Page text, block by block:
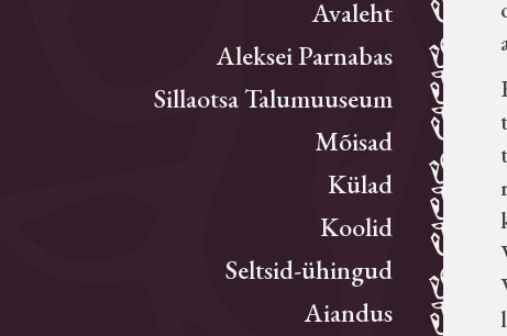
Avaleht
Aleksei Parnabas
Sillaotsa Talumuuseum
Mõisad
Külad
Koolid
Seltsid-ühingud
Aiandus